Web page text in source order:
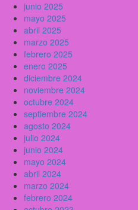
junio 2025
mayo 2025
abril 2025
marzo 2025
febrero 2025
enero 2025
diciembre 2024
noviembre 2024
octubre 2024
septiembre 2024
agosto 2024
julio 2024
junio 2024
mayo 2024
abril 2024
marzo 2024
febrero 2024